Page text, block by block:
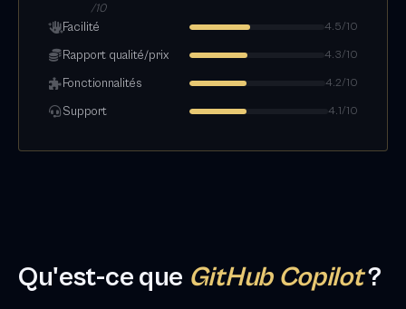
/10
Facilité 4.5/10
Rapport qualité/prix 4.3/10
Fonctionnalités 4.2/10
Support 4.1/10
Qu'est-ce que GitHub Copilot?